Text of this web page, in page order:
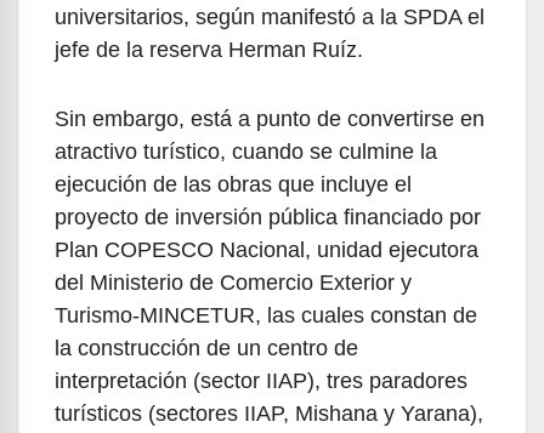
universitarios, según manifestó a la SPDA el
jefe de la reserva Herman Ruíz.
Sin embargo, está a punto de convertirse en
atractivo turístico, cuando se culmine la
ejecución de las obras que incluye el
proyecto de inversión pública financiado por
Plan COPESCO Nacional, unidad ejecutora
del Ministerio de Comercio Exterior y
Turismo-MINCETUR, las cuales constan de
la construcción de un centro de
interpretación (sector IIAP), tres paradores
turísticos (sectores IIAP, Mishana y Yarana),